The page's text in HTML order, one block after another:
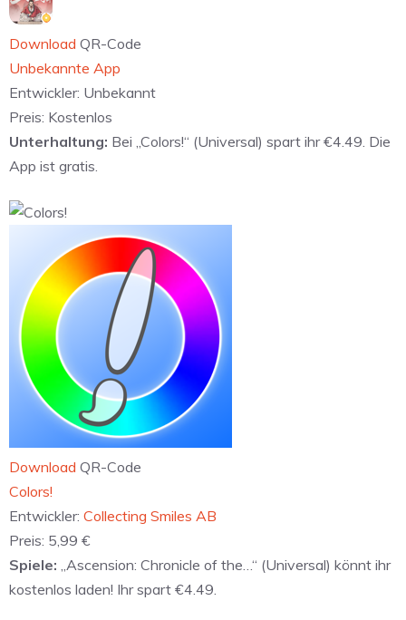
Download QR-Code
Unbekannte App
Entwickler: Unbekannt
Preis: Kostenlos
Unterhaltung: Bei „Colors!“ (Universal) spart ihr €4.49. Die
App ist gratis.
Download QR-Code
‎Colors!
Entwickler: Collecting Smiles AB
Preis: 5,99 €
Spiele: „Ascension: Chronicle of the…“ (Universal) könnt ihr
kostenlos laden! Ihr spart €4.49.